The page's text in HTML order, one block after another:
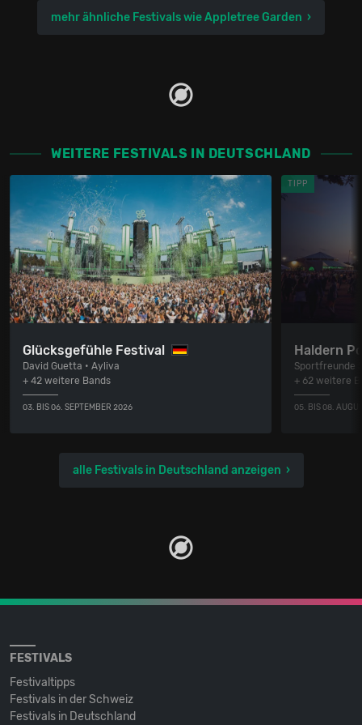
mehr ähnliche Festivals wie Appletree Garden
WEITERE FESTIVALS IN DEUTSCHLAND
Glücksgefühle Festival
David Guetta • Ayliva
+ 42 weitere Bands
03. BIS 06. SEPTEMBER 2026
TIPP
Haldern
Sportfreunde
+ 62 weitere
05. BIS 08.
alle Festivals in Deutschland anzeigen
FESTIVALS
Festivaltipps
Festivals in der Schweiz
Festivals in Deutschland